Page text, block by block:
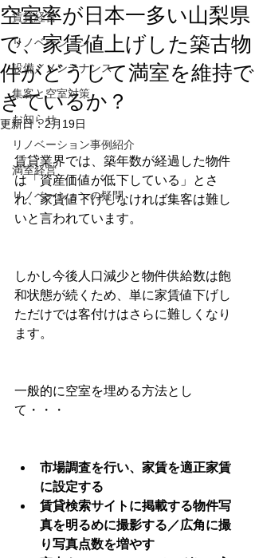
賃貸経営
リノベーション
設備／メンテナンス
集客と空室対策
お知らせ
リノベーション事例紹介
満室経営
リノベーションの疑問
空室率が日本一多い山梨県
で、家賃値上げした築古物
件がどうして満室を維持で
きているか？
更新日：2月19日
賃貸業界では、築年数が経過した物件
は「資産価値が低下している」とさ
れ、家賃値下げしなければ集客は難し
いと言われています。
しかし今後人口減少と物件供給数は飽
和状態が続くため、単に家賃値下げし
ただけでは客付けはさらに難しくなり
ます。
一般的に空室を埋める方法とし
て・・・
市場調査を行い、家賃を適正家賃
に設定する
賃貸検索サイトに掲載する物件写
真を明るめに撮影する／広角に撮
り写真点数を増やす